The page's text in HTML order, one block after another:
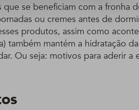
se beneficiam com a fronha
ou cremes antes de
produtos, assim como
também mantém a hidratação
Ou seja: motivos para aderir a